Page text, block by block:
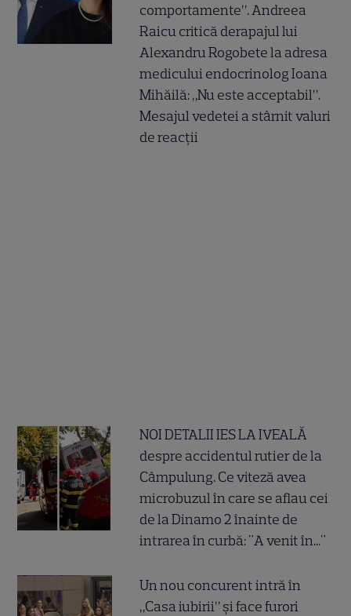
comportamente”. Andreea
Raicu critică derapajul lui
Alexandru Rogobete la adresa
medicului endocrinolog Ioana
Mihăilă: „Nu este acceptabil”.
Mesajul vedetei a stârnit valuri
de reacții
NOI DETALII IES LA IVEALĂ
despre accidentul rutier de la
Câmpulung. Ce viteză avea
microbuzul în care se aflau cei
de la Dinamo 2 înainte de
intrarea în curbă: "A venit în..."
Un nou concurent intră în
„Casa iubirii” și face furori